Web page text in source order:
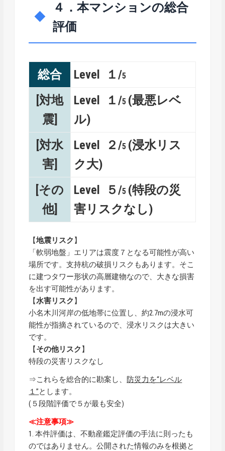
４．本マンションの総合
評価
総合 Level １/5
[対地
震]
Level １/5 (最悪レベ
ル)
[対水
害]
Level ２/5 (浸水リス
ク大)
[その
他]
Level ５/5 (特段の災
害リスクなし)
【地震リスク 】
「軟弱地盤」エリアは震度７となる可能性が高い
場所です。支持杭の破損リスクもあります。そこ
に建つタワー形状の高層建物なので、大きな損害
を出す可能性があります。
【水害リスク 】
小名木川河岸の低地帯に位置し、約2.7mの浸水可
能性が指摘されているので、浸水リスクは大きい
です。
【その他リスク 】
特段の災害リスクなし
⇒これらを総合的に勘案し、 防災力を“レベル
１”とします。
(５段階評価で５が最も安全)
≪注意事項≫
1. 本件評価は、不動産鑑定評価の手法に則ったも
のではありません。公開された情報のみを根拠と